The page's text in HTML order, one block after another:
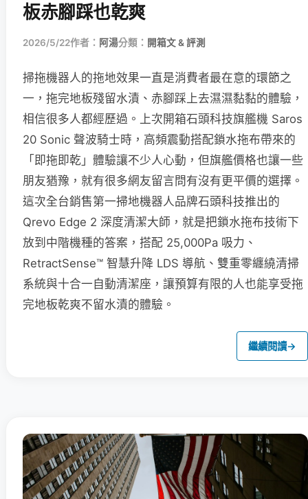
板赤腳踩也乾爽
2026/5/22作者： 阿湯分類： 開箱文 & 評測
掃拖機器人的拖地效果一直是消費者最在意的環節之
一，拖完地板殘留水漬、赤腳踩上去濕濕黏黏的體驗，
相信很多人都經歷過。上次開箱石頭科技旗艦機 Saros
20 Sonic 聲波騎士時，高頻震動搭配鎖水拖布帶來的
「即拖即乾」體驗讓不少人心動，但旗艦價格也讓一些
朋友猶豫，就有很多網友留言問有沒有更平價的選擇。
這次全台銷售第一掃地機器人品牌石頭科技推出的
Qrevo Edge 2 深度清潔大師，就是把鎖水拖布技術下
放到中階機種的答案，搭配 25,000Pa 吸力、
RetractSense™ 智慧升降 LDS 導航、雙重零纏繞清掃
系統與十合一自動清潔座，讓預算有限的人也能享受拖
完地板乾爽不留水漬的體驗。
繼續閱讀→